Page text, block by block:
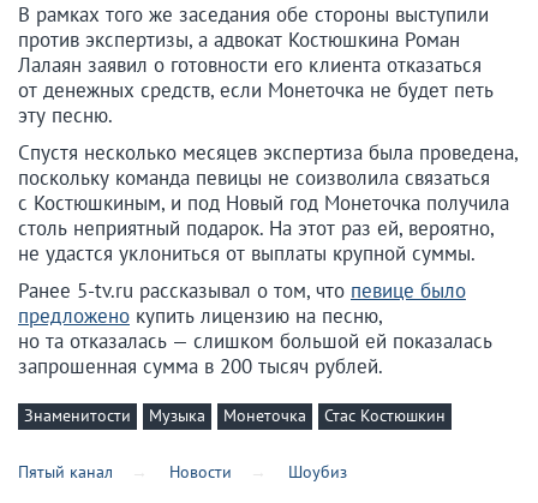
В рамках того же заседания обе стороны выступили
против экспертизы, а адвокат Костюшкина Роман
Лалаян заявил о готовности его клиента отказаться
от денежных средств, если Монеточка не будет петь
эту песню.
Спустя несколько месяцев экспертиза была проведена,
поскольку команда певицы не соизволила связаться
с Костюшкиным, и под Новый год Монеточка получила
столь неприятный подарок. На этот раз ей, вероятно,
не удастся уклониться от выплаты крупной суммы.
Ранее 5-tv.ru рассказывал о том, что певице было
предложено купить лицензию на песню,
но та отказалась — слишком большой ей показалась
запрошенная сумма в 200 тысяч рублей.
Знаменитости Музыка Монеточка Стас Костюшкин
Пятый канал Новости Шоубиз